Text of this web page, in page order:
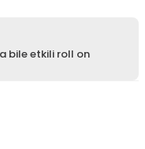
bile etkili roll on